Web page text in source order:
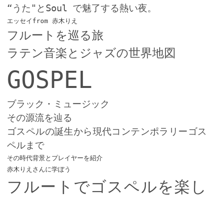
“うた"とSoul で魅了する熱い夜。
エッセイfrom 赤木りえ
フルートを巡る旅
ラテン音楽とジャズの世界地図
GOSPEL
ブラック・ミュージック
その源流を辿る
ゴスペルの誕生から現代コンテンポラリーゴス
ペルまで
その時代背景とプレイヤーを紹介
赤木りえさんに学ぼう
フルートでゴスペルを楽し